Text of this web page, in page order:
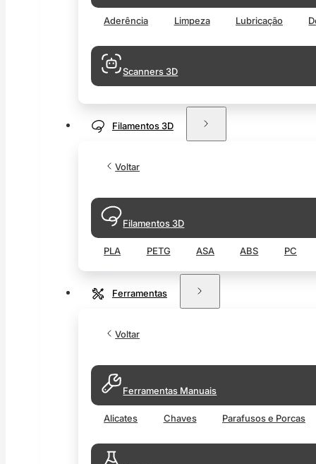
Aderência Limpeza Lubricação
Scanners 3D
Filamentos 3D
Voltar
Filamentos 3D
PLA PETG ASA ABS PC
Ferramentas
Voltar
Ferramentas Manuais
Alicates Chaves Parafusos e Porcas